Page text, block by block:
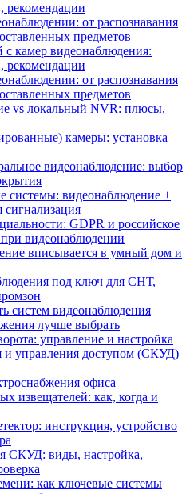
рекомендации
от распознавания
предметов
с камер видеонаблюдения:
рекомендации
от распознавания
предметов
vs локальный NVR: плюсы,
камеры: установка
видеонаблюдение: выбор
системы: видеонаблюдение +
GDPR и российское
при видеонаблюдении
вписывается в умный дом и
под ключ для СНТ,
систем видеонаблюдения
лучше выбрать
управление и настройка
и управления доступом (СКУД)
офиса
извещателей: как, когда и
инструкция, устройство
СКУД: виды, настройка,
как ключевые системы